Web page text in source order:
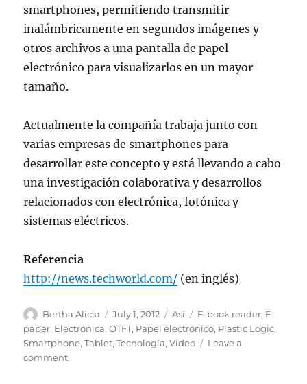
smartphones, permitiendo transmitir
inalámbricamente en segundos imágenes y
otros archivos a una pantalla de papel
electrónico para visualizarlos en un mayor
tamaño.
Actualmente la compañía trabaja junto con
varias empresas de smartphones para
desarrollar este concepto y está llevando a cabo
una investigación colaborativa y desarrollos
relacionados con electrónica, fotónica y
sistemas eléctricos.
Referencia
http://news.techworld.com/ (en inglés)
Author
Bertha Alicia
Posted
on
July 1, 2012 Categories
Así Tags
E-book reader, E-
paper, Electrónica,OTFT, Papel electrónico, Plastic Logic,
Smartphone,Tablet,Tecnología,Video
Leave a
commenton